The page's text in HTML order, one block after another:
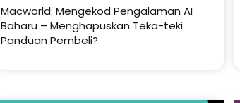
Macworld: Mengekod Pengalaman AI
Baharu – Menghapuskan Teka-teki
Panduan Pembeli?